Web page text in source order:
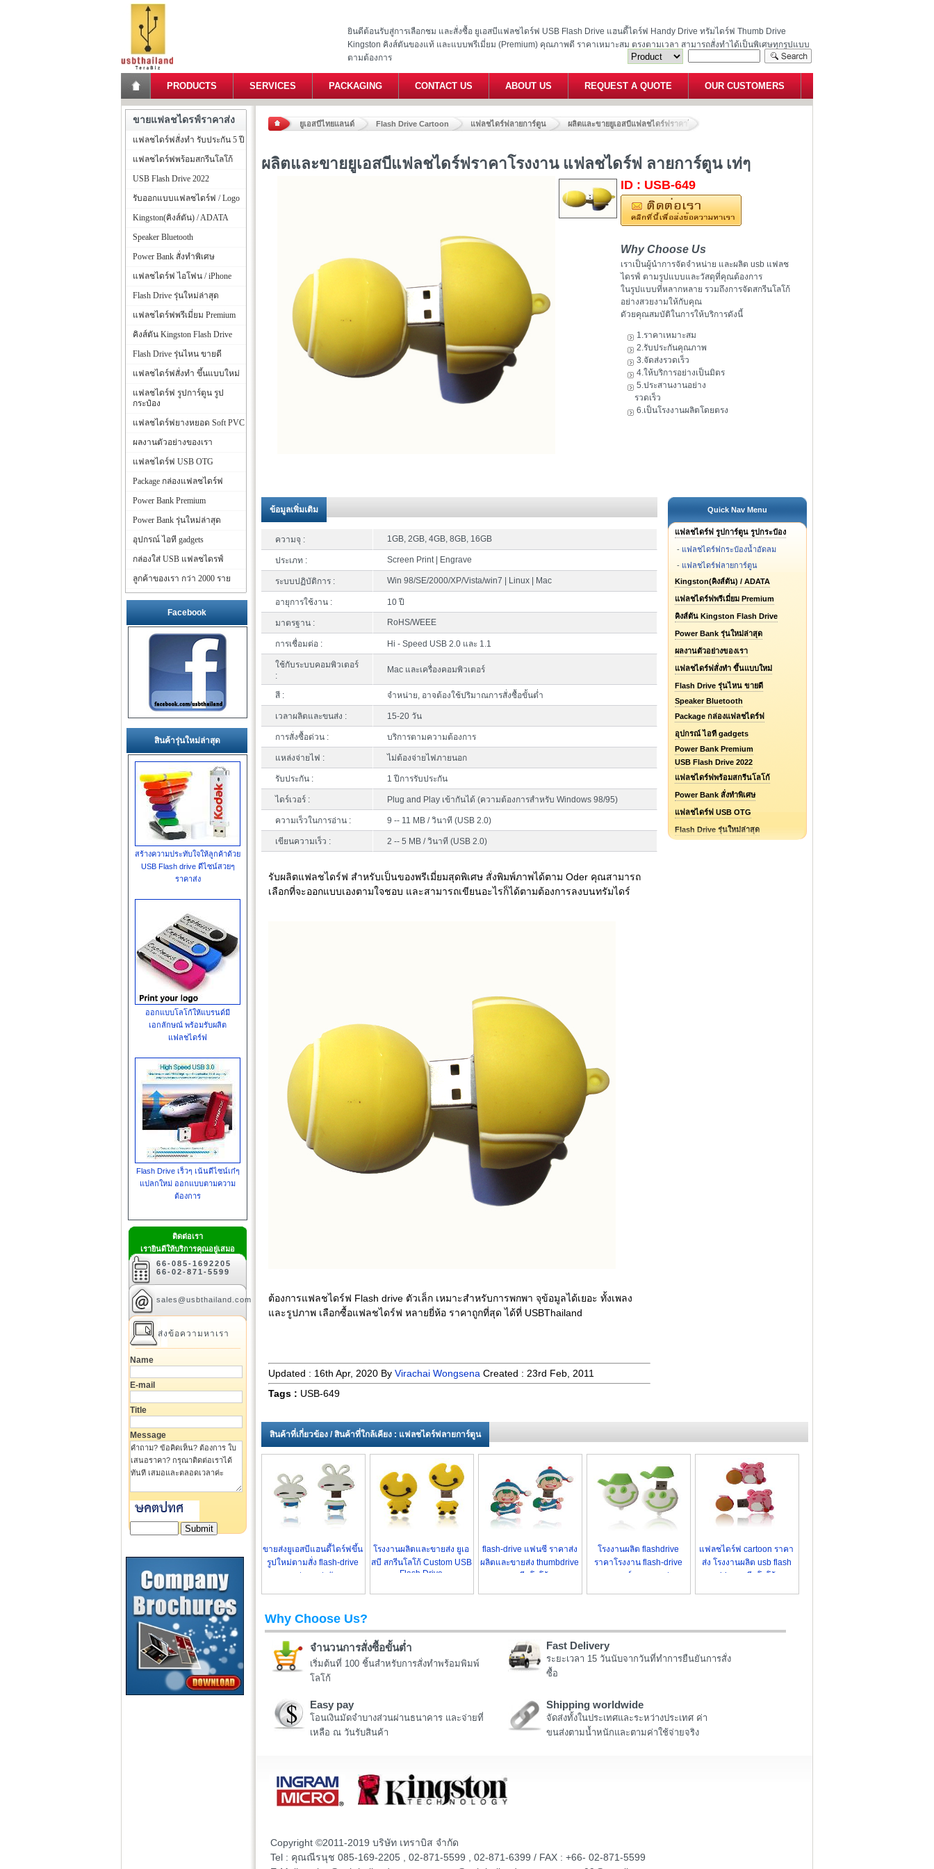
ยินดีต้อนรับสู่การเลือกชม และสั่งซื้อ ยูเอสบีแฟลชไดร์ฟ USB Flash Drive แฮนดี้ไดร์ฟ Handy Drive ทรัมไดร์ฟ Thumb Drive
Kingston คิงส์ตันของแท้ และแบบพรีเมี่ยม (Premium) คุณภาพดี ราคาเหมาะสม ตรงตามเวลา สามารถสั่งทำได้เป็นพิเศษทุกรูปแบบ
ตามต้องการ
PRODUCTS SERVICES PACKAGING CONTACT US ABOUT US REQUEST A QUOTE OUR CUSTOMERS
ยูเอสบีไทยแลนด์ Flash Drive Cartoon แฟลชไดร์ฟลายการ์ตูน ผลิตและขายยูเอสบีแฟลชไดร์ฟราคาโรงงาน แฟลชไดร์ฟ ลายการ์ตูน เท่ๆ
ผลิตและขายยูเอสบีแฟลชไดร์ฟราคาโรงงาน แฟลชไดร์ฟ ลายการ์ตูน เท่ๆ
ID : USB-649
Why Choose Us
เราเป็นผู้นำการจัดจำหน่าย และผลิต usb แฟลช
ไดรฟ์ ตามรูปแบบและวัสดุที่คุณต้องการ
ในรูปแบบที่หลากหลาย รวมถึงการจัดสกรีนโลโก้
อย่างสวยงามให้กับคุณ
ดัวยคุณสมบัติในการให้บริการดังนี้
1.ราคาเหมาะสม
2.รับประกันคุณภาพ
3.จัดส่งรวดเร็ว
4.ให้บริการอย่างเป็นมิตร
5.ประสานงานอย่าง
รวดเร็ว
6.เป็นโรงงานผลิตโดยตรง
ข้อมูลเพิ่มเติม
ความจุ : 1GB, 2GB, 4GB, 8GB, 16GB
ประเภท : Screen Print | Engrave
ระบบปฏิบัติการ : Win 98/SE/2000/XP/Vista/win7 | Linux | Mac
อายุการใช้งาน : 10 ปี
มาตรฐาน : RoHS/WEEE
การเชื่อมต่อ : Hi - Speed USB 2.0 และ 1.1
ใช้กับระบบคอมพิวเตอร์
:
Mac และเครื่องคอมพิวเตอร์
สี : จำหน่าย, อาจต้องใช้ปริมาณการสั่งซื้อขั้นต่ำ
เวลาผลิตและขนส่ง : 15-20 วัน
การสั่งซื้อด่วน : บริการตามความต้องการ
แหล่งจ่ายไฟ : ไม่ต้องจ่ายไฟภายนอก
รับประกัน : 1 ปีการรับประกัน
ไดร์เวอร์ : Plug and Play เข้ากันได้ (ความต้องการสำหรับ Windows 98/95)
ความเร็วในการอ่าน : 9 -- 11 MB / วินาที (USB 2.0)
เขียนความเร็ว : 2 -- 5 MB / วินาที (USB 2.0)
รับผลิตแฟลชไดร์ฟ สำหรับเป็นของพรีเมี่ยมสุดพิเศษ สั่งพิมพ์ภาพได้ตาม Oder คุณสามารถ
เลือกที่จะออกแบบเองตามใจชอบ และสามารถเขียนอะไรก็ได้ตามต้องการลงบนทรัมไดร์
ต้องการแฟลชไดร์ฟ Flash drive ตัวเล็ก เหมาะสำหรับการพกพา จุข้อมูลได้เยอะ ทั้งเพลง
และรูปภาพ เลือกซื้อแฟลชไดร์ฟ หลายยี่ห้อ ราคาถูกที่สุด ได้ที่ USBThailand
Updated : 16th Apr, 2020 By Virachai Wongsena Created : 23rd Feb, 2011
Tags : USB-649
Quick Nav Menu
แฟลชไดร์ฟ รูปการ์ตูน รูปกระป๋อง
- แฟลชไดร์ฟกระป๋องน้ำอัดลม
- แฟลชไดร์ฟลายการ์ตูน
Kingston(คิงส์ตัน) / ADATA
แฟลชไดร์ฟพรีเมี่ยม Premium
คิงส์ตัน Kingston Flash Drive
Power Bank รุ่นใหม่ล่าสุด
ผลงานตัวอย่างของเรา
แฟลชไดร์ฟสั่งทำ ขึ้นแบบใหม่
Flash Drive รุ่นไหน ขายดี
Speaker Bluetooth
Package กล่องแฟลชไดร์ฟ
อุปกรณ์ ไอที gadgets
Power Bank Premium
USB Flash Drive 2022
แฟลชไดร์ฟพร้อมสกรีนโลโก้
Power Bank สั่งทำพิเศษ
แฟลชไดร์ฟ USB OTG
Flash Drive รุ่นใหม่ล่าสุด
สินค้าที่เกี่ยวข้อง / สินค้าที่ใกล้เคียง : แฟลชไดร์ฟลายการ์ตูน
ขายส่งยูเอสบีแฮนดี้ไดร์ฟขึ้น
รูปใหม่ตามสั่ง flash-drive
cartoon น่ารัก
โรงงานผลิตและขายส่ง ยูเอ
สบี สกรีนโลโก้ Custom USB
Flash Drive
flash-drive แฟนซี ราคาส่ง
ผลิตและขายส่ง thumbdrive
สกรีนโลโก้
โรงงานผลิต flashdrive
ราคาโรงงาน flash-drive
ลายการ์ตูน ราคาส่ง
แฟลชไดร์ฟ cartoon ราคา
ส่ง โรงงานผลิต usb flash
drive สกรีนโลโก้
Why Choose Us?
จำนวนการสั่งซื้อขั้นต่ำ
เริ่มต้นที่ 100 ชิ้นสำหรับการสั่งทำพร้อมพิมพ์
โลโก้
Fast Delivery
ระยะเวลา 15 วันนับจากวันที่ทำการยืนยันการสั่ง
ซื้อ
Easy pay
โอนเงินมัดจำบางส่วนผ่านธนาคาร และจ่ายที่
เหลือ ณ วันรับสินค้า
Shipping worldwide
จัดส่งทั้งในประเทศและระหว่างประเทศ ค่า
ขนส่งตามน้ำหนักและตามค่าใช้จ่ายจริง
Copyright ©2011-2019 บริษัท เทราบิส จำกัด
Tel : คุณณีรนุช 085-169-2205 , 02-871-5599 , 02-871-6399 / FAX : +66- 02-871-5599
ขายแฟลชไดรฟ์ราคาส่ง
แฟลชไดร์ฟสั่งทำ รับประกัน 5 ปี
แฟลชไดร์ฟพร้อมสกรีนโลโก้
USB Flash Drive 2022
รับออกแบบแฟลชไดร์ฟ / Logo
Kingston(คิงส์ตัน) / ADATA
Speaker Bluetooth
Power Bank สั่งทำพิเศษ
แฟลชไดร์ฟ ไอโฟน / iPhone
Flash Drive รุ่นใหม่ล่าสุด
แฟลชไดร์ฟพรีเมี่ยม Premium
คิงส์ตัน Kingston Flash Drive
Flash Drive รุ่นไหน ขายดี
แฟลชไดร์ฟสั่งทำ ขึ้นแบบใหม่
แฟลชไดร์ฟ รูปการ์ตูน รูป
กระป๋อง
แฟลชไดร์ฟยางหยอด Soft PVC
ผลงานตัวอย่างของเรา
แฟลชไดร์ฟ USB OTG
Package กล่องแฟลชไดร์ฟ
Power Bank Premium
Power Bank รุ่นใหม่ล่าสุด
อุปกรณ์ ไอที gadgets
กล่องใส่ USB แฟลชไดรฟ์
ลูกค้าของเรา กว่า 2000 ราย
Facebook
สินค้ารุ่นใหม่ล่าสุด
สร้างความประทับใจให้ลูกค้าด้วย
USB Flash drive ดีไซน์สวยๆ
ราคาส่ง
ออกแบบโลโก้ให้แบรนด์มี
เอกลักษณ์ พร้อมรับผลิต
แฟลชไดร์ฟ
Flash Drive เร็วๆ เน้นดีไซน์เก๋ๆ
แปลกใหม่ ออกแบบตามความ
ต้องการ
ติดต่อเรา
เรายินดีให้บริการคุณอยู่เสมอ
66-085-1692205
66-02-871-5599
sales@usbthailand.com
ส่งข้อความหาเรา
Name
E-mail
Title
Message